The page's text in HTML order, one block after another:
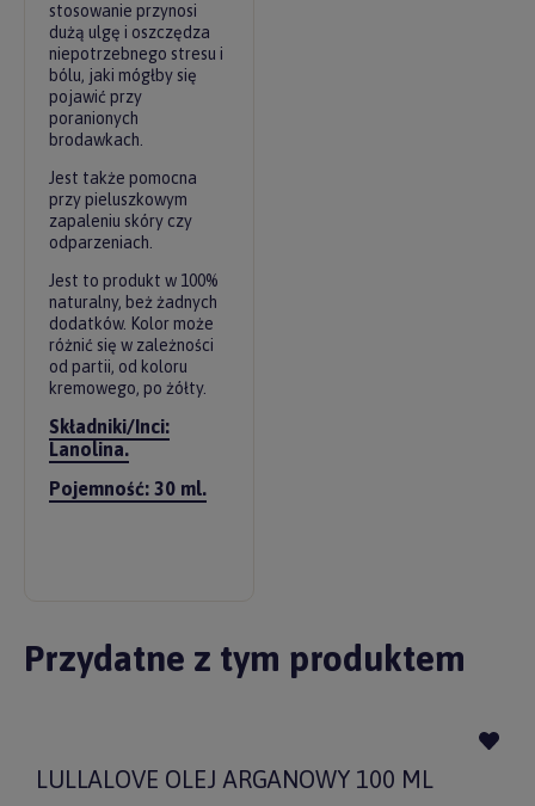
stosowanie przynosi
dużą ulgę i oszczędza
niepotrzebnego stresu i
bólu, jaki mógłby się
pojawić przy
poranionych
brodawkach.
Jest także pomocna
przy pieluszkowym
zapaleniu skóry czy
odparzeniach.
Jest to produkt w 100%
naturalny, beż żadnych
dodatków. Kolor może
różnić się w zależności
od partii, od koloru
kremowego, po żółty.
Składniki/Inci:
Lanolina.
Pojemność: 30 ml.
Przydatne z tym produktem
LULLALOVE OLEJ ARGANOWY 100 ML